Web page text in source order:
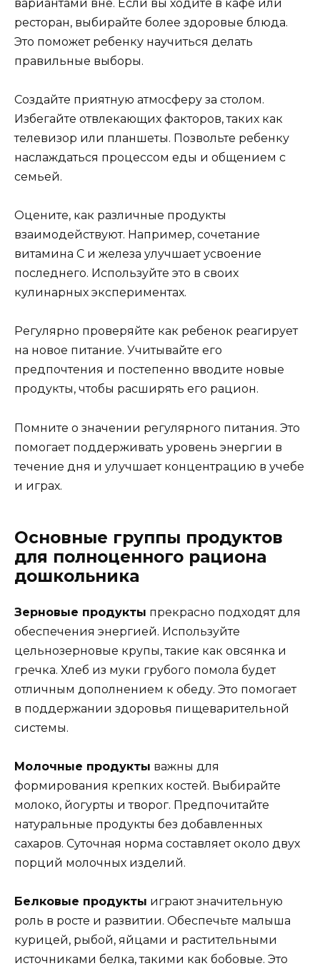
вариантами вне. Если вы ходите в кафе или
ресторан, выбирайте более здоровые блюда.
Это поможет ребенку научиться делать
правильные выборы.
Создайте приятную атмосферу за столом.
Избегайте отвлекающих факторов, таких как
телевизор или планшеты. Позвольте ребенку
наслаждаться процессом еды и общением с
семьей.
Оцените, как различные продукты
взаимодействуют. Например, сочетание
витамина C и железа улучшает усвоение
последнего. Используйте это в своих
кулинарных экспериментах.
Регулярно проверяйте как ребенок реагирует
на новое питание. Учитывайте его
предпочтения и постепенно вводите новые
продукты, чтобы расширять его рацион.
Помните о значении регулярного питания. Это
помогает поддерживать уровень энергии в
течение дня и улучшает концентрацию в учебе
и играх.
Основные группы продуктов
для полноценного рациона
дошкольника
Зерновые продукты прекрасно подходят для
обеспечения энергией. Используйте
цельнозерновые крупы, такие как овсянка и
гречка. Хлеб из муки грубого помола будет
отличным дополнением к обеду. Это помогает
в поддержании здоровья пищеварительной
системы.
Молочные продукты важны для
формирования крепких костей. Выбирайте
молоко, йогурты и творог. Предпочитайте
натуральные продукты без добавленных
сахаров. Суточная норма составляет около двух
порций молочных изделий.
Белковые продукты играют значительную
роль в росте и развитии. Обеспечьте малыша
курицей, рыбой, яйцами и растительными
источниками белка, такими как бобовые. Это